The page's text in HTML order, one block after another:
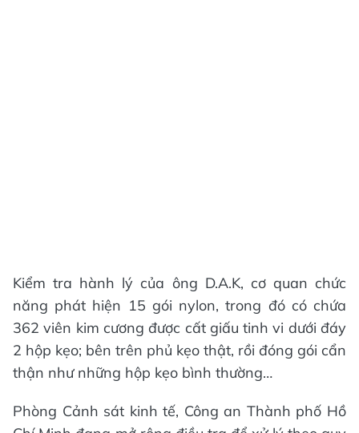
Kiểm tra hành lý của ông D.A.K, cơ quan chức
năng phát hiện 15 gói nylon, trong đó có chứa
362 viên kim cương được cất giấu tinh vi dưới đáy
2 hộp kẹo; bên trên phủ kẹo thật, rồi đóng gói cẩn
thận như những hộp kẹo bình thường…
Phòng Cảnh sát kinh tế, Công an Thành phố Hồ